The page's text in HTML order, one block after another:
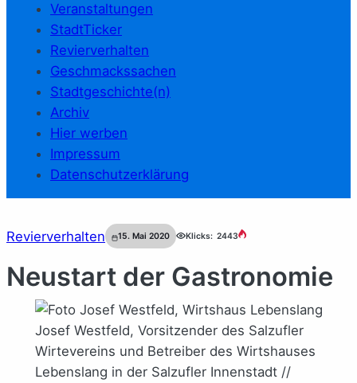
Veranstaltungen
StadtTicker
Revierverhalten
Geschmackssachen
Stadtgeschichte(n)
Archiv
Hier werben
Impressum
Datenschutzerklärung
Revierverhalten 15. Mai 2020 Klicks: 2443
Neustart der Gastronomie
Josef Westfeld, Vorsitzender des Salzufler
Wirtevereins und Betreiber des Wirtshauses
Lebenslang in der Salzufler Innenstadt //